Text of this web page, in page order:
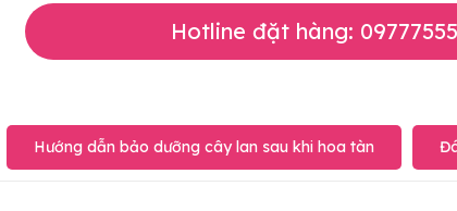
Hotline đặt hàng:
Hướng dẫn bảo dưỡng cây lan sau khi hoa tàn